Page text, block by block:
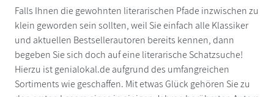
Falls Ihnen die gewohnten literarischen Pfade inzwischen zu
klein geworden sein sollten, weil Sie einfach alle Klassiker
und aktuellen Bestsellerautoren bereits kennen, dann
begeben Sie sich doch auf eine literarische Schatzsuche!
Hierzu ist genialokal.de aufgrund des umfangreichen
Sortiments wie geschaffen. Mit etwas Glück gehören Sie zu